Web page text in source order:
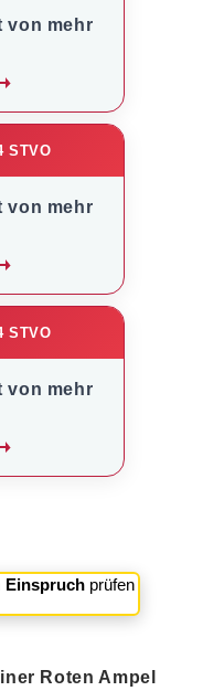
von mehr
von mehr
von mehr
Einspruch prüfen
Roten Ampel